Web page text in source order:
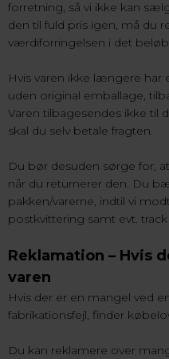
forretning, så vi ikke kan
den til fuld pris igen, må du
værdiforringelsen i det
Hvis varen ikke længere har
uden original emballage,
Varen tilbagesendes ikke til
skal du selv betale fragten.
Du bør desuden sørge for,
når du returnerer den. Du
pakken/varerne, indtil vi
postkvittering samt evt.
Reklamation – Hvis
varen
Hvis der er en mangel ved
fabrikationsfejl, finder
Du kan reklamere over